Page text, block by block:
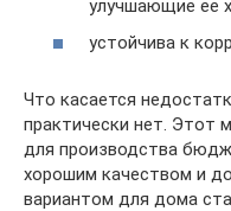
улучшающие ее
устойчива к
Что касается
практически нет. Этот
для производства
хорошим качеством и
вариантом для дома